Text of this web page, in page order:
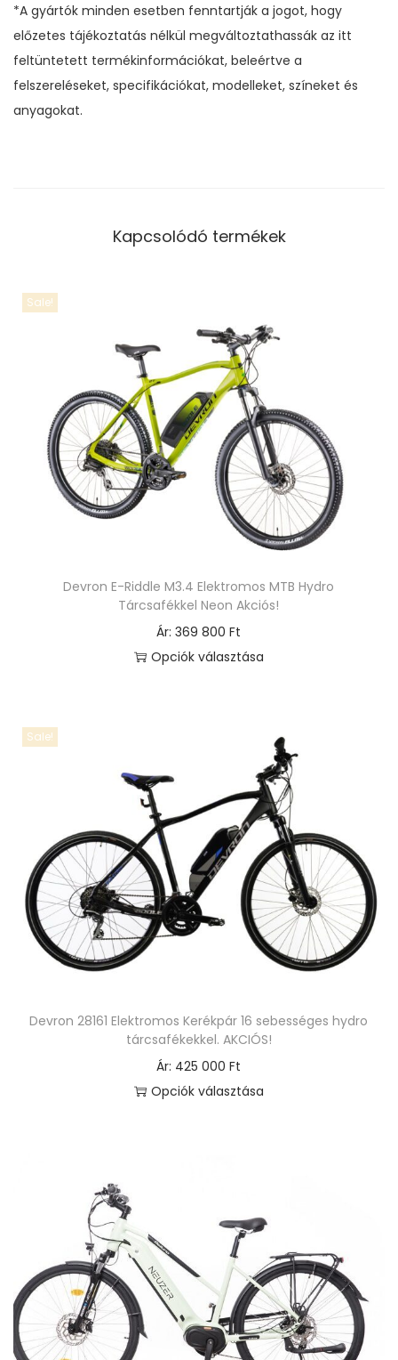
*A gyártók minden esetben fenntartják a jogot, hogy
előzetes tájékoztatás nélkül megváltoztathassák az itt
feltüntetett termékinformációkat, beleértve a
felszereléseket, specifikációkat, modelleket, színeket és
anyagokat.
Kapcsolódó termékek
Sale!
Devron E-Riddle M3.4 Elektromos MTB Hydro
Tárcsafékkel Neon Akciós!
Ár:369 800Ft
Opciók választása
a
e
r
m
é
k
c
ó
j
Sale!
Devron 28161 Elektromos Kerékpár 16 sebességes hydro
tárcsafékekkel. AKCIÓS!
Ár: 425 000Ft
Opciók választása
e
r
m